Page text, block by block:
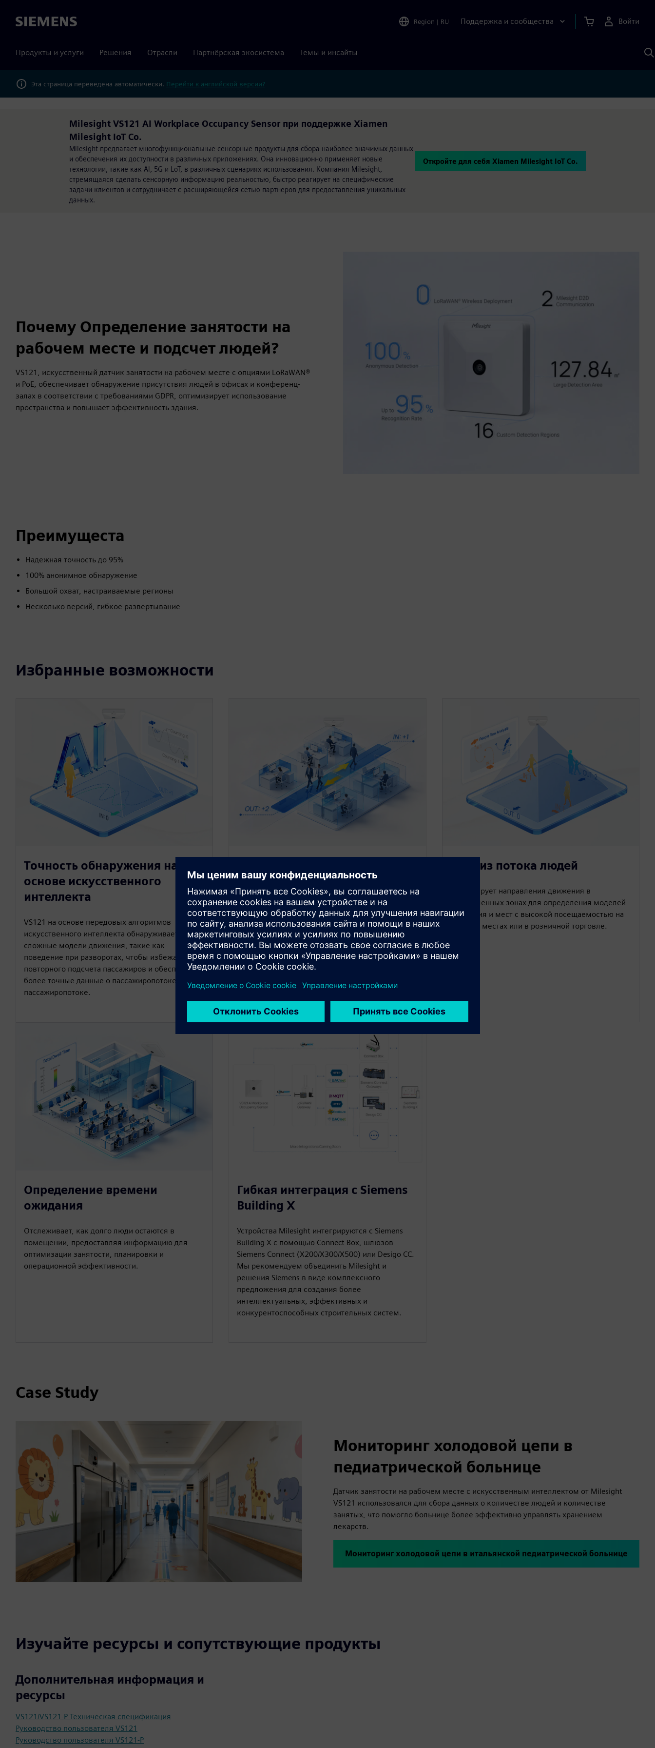
Siemens Region | RU Поддержка и сообщества Войти
Продукты и услуги Решения Отрасли Партнёрская экосистема Темы и инсайты
Эта страница переведена автоматически. Перейти к английской версии?
Milesight VS121 AI Workplace Occupancy Sensor при поддержке Xiamen
Milesight IoT Co.
Milesight предлагает многофункциональные сенсорные продукты для сбора наиболее значимых данных
и обеспечения их доступности в различных приложениях. Она инновационно применяет новые
технологии, такие как Al, 5G и LoT, в различных сценариях использования. Компания Milesight,
стремящаяся сделать сенсорную информацию реальностью, быстро реагирует на специфические
задачи клиентов и сотрудничает с расширяющейся сетью партнеров для предоставления уникальных
данных.
Откройте для себя Xiamen Milesight IoT Co.
Почему Определение занятости на
рабочем месте и подсчет людей?
VS121, искусственный датчик занятости на рабочем месте с опциями LoRaWAN®
и PoE, обеспечивает обнаружение присутствия людей в офисах и конференц-
залах в соответствии с требованиями GDPR, оптимизирует использование
пространства и повышает эффективность здания.
Преимущеста
Надежная точность до 95%
100% анонимное обнаружение
Большой охват, настраиваемые регионы
Несколько версий, гибкое развертывание
Избранные возможности
Точность обнаружения на
основе искусственного
интеллекта
VS121 на основе передовых алгоритмов
искусственного интеллекта обнаруживает
сложные модели движения, такие как
поведение при разворотах, чтобы избежать
повторного подсчета пассажиров и обеспечить
более точные данные о пассажиропотоке и
пассажиропотоке.
Поддерживает двунаправленный подсчет людей
с помощью гибкого рисования линий,
обеспечивая точный анализ трафика до 95%.
Анализ потока людей
Анализирует направления движения в
определенных зонах для определения моделей
движения и мест с высокой посещаемостью на
рабочих местах или в розничной торговле.
Определение времени
ожидания
Отслеживает, как долго люди остаются в
помещении, предоставляя информацию для
оптимизации занятости, планировки и
операционной эффективности.
Гибкая интеграция с Siemens
Building X
Устройства Milesight интегрируются с Siemens
Building X с помощью Connect Box, шлюзов
Siemens Connect (X200/X300/X500) или Desigo CC.
Мы рекомендуем объединить Milesight и
решения Siemens в виде комплексного
предложения для создания более
интеллектуальных, эффективных и
конкурентоспособных строительных систем.
Case Study
Мониторинг холодовой цепи в
педиатрической больнице
Датчик занятости на рабочем месте с искусственным интеллектом от Milesight
VS121 использовался для сбора данных о количестве людей и количестве
занятых, что помогло больнице более эффективно управлять хранением
лекарств.
Мониторинг холодовой цепи в итальянской педиатрической больнице
Изучайте ресурсы и сопутствующие продукты
Дополнительная информация и
ресурсы
VS121/VS121-P Техническая спецификация
Руководство пользователя VS121
Руководство пользователя VS121-P